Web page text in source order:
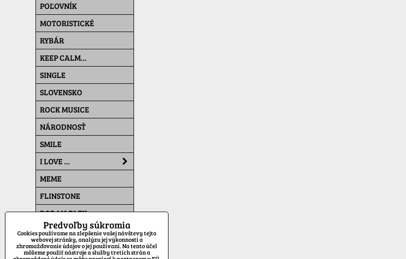
POĽOVNÍK
MOTORISTICKÉ
RYBÁR
KEEP CALM...
SINGLE
SLOVENSKO
ROCK MUSICE
NÁRODNOSŤ
SMILE
I LOVE ...
MEME
FLINSTONE
BOB MARLEY
THE SIMPSONS
PAT A MAT
Predvoľby súkromia
Cookies používame na zlepšenie vašej návštevy tejto
webovej stránky, analýzu jej výkonnosti a
zhromažďovanie údajov o jej používaní. Na tento účel
môžeme použiť nástroje a služby tretích strán a